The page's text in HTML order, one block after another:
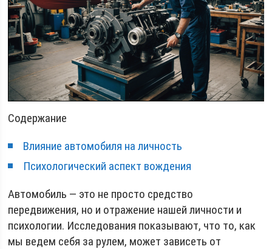
Содержание
Влияние автомобиля на личность
Психологический аспект вождения
Автомобиль — это не просто средство
передвижения, но и отражение нашей личности и
психологии. Исследования показывают, что то, как
мы ведем себя за рулем, может зависеть от